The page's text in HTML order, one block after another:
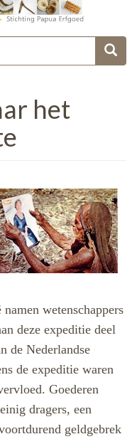
het
wetenschappers
deze expeditie deel
de Nederlandse
de expeditie waren
Goederen
dragers, een
geldgebrek